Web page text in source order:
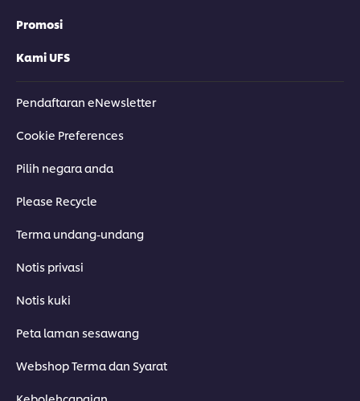
Promosi
Kami UFS
Pendaftaran eNewsletter
Cookie Preferences
Pilih negara anda
Please Recycle
Terma undang-undang
Notis privasi
Notis kuki
Peta laman sesawang
Webshop Terma dan Syarat